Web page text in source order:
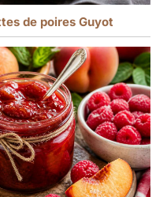
de poires Guyot